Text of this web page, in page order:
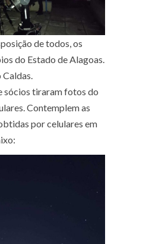
de todos, os
do Estado de Alagoas.
sócios tiraram fotos do
Contemplem as
por celulares em